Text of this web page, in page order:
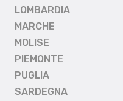
LOMBARDIA
MARCHE
MOLISE
PIEMONTE
PUGLIA
SARDEGNA